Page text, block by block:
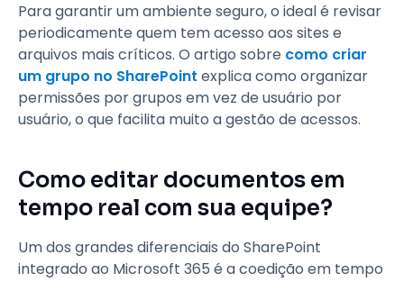
Para garantir um ambiente seguro, o ideal é revisar
periodicamente quem tem acesso aos sites e
arquivos mais críticos. O artigo sobre como criar
um grupo no SharePoint explica como organizar
permissões por grupos em vez de usuário por
usuário, o que facilita muito a gestão de acessos.
Como editar documentos em
tempo real com sua equipe?
Um dos grandes diferenciais do SharePoint
integrado ao Microsoft 365 é a coedição em tempo